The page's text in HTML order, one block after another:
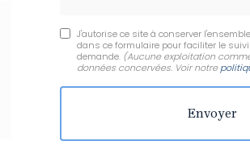
J'autorise ce site à conserver
dans ce formulaire pour faciliter le
demande. (Aucune exploitation
données concervées. Voir notre